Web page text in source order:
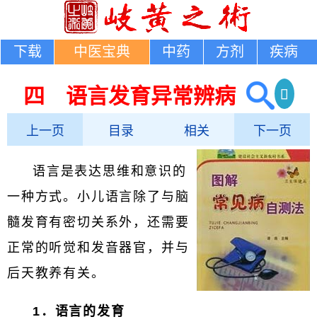
下载 中医宝典 中药 方剂 疾病
四 语言发育异常辨病
上一页 目录 相关 下一页
语言是表达思维和意识的
一种方式。小儿语言除了与脑
髓发育有密切关系外，还需要
正常的听觉和发音器官，并与
后天教养有关。
1．语言的发育